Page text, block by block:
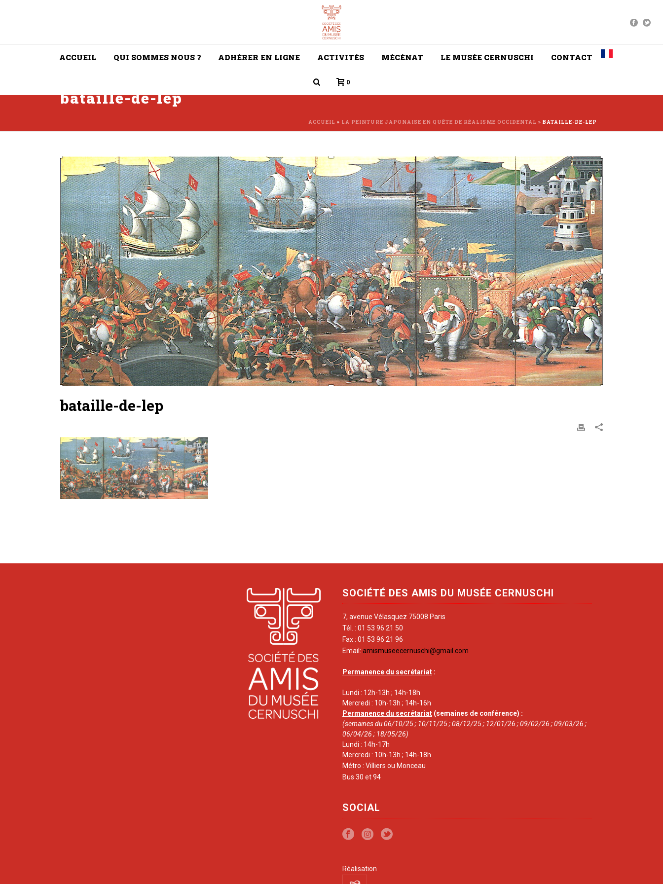
ACCUEIL QUI SOMMES NOUS ? ADHÉRER EN LIGNE ACTIVITÉS MÉCÉNAT LE MUSÉE CERNUSCHI CONTACT
0
bataille-de-lep
ACCUEIL » LA PEINTURE JAPONAISE EN QUÊTE DE RÉALISME OCCIDENTAL » BATAILLE-DE-LEP
bataille-de-lep
SOCIÉTÉ DES AMIS DU MUSÉE CERNUSCHI
7, avenue Vélasquez 75008 Paris
Tél. : 01 53 96 21 50
Fax : 01 53 96 21 96
Email: amismuseecernuschi@gmail.com
Permanence du secrétariat :
Lundi : 12h-13h ; 14h-18h
Mercredi : 10h-13h ; 14h-16h
Permanence du secrétariat (semaines de conférence) :
(semaines du 06/10/25 ; 10/11/25 ; 08/12/25 ; 12/01/26 ; 09/02/26 ; 09/03/26 ;
06/04/26 ; 18/05/26)
Lundi : 14h-17h
Mercredi : 10h-13h ; 14h-18h
Métro : Villiers ou Monceau
Bus 30 et 94
SOCIAL
Réalisation